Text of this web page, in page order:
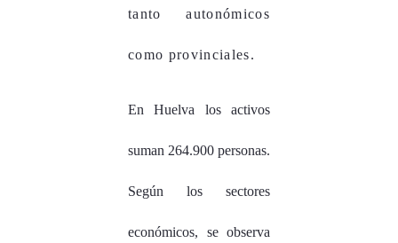
tanto autonómicos
como provinciales.
En Huelva los activos
suman 264.900 personas.
Según los sectores
económicos, se observa